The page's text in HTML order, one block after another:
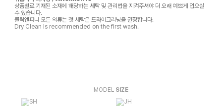
상품별로 기재된 소재에 해당하는 세탁 및 관리법을 지켜주셔야 더 오래 예쁘게 입으실
수 있습니다.
클릭앤퍼니 모든 의류는 첫 세탁은 드라이크리닝을 권장합니다.
Dry Clean is recommended on the first wash.
MODEL SIZE